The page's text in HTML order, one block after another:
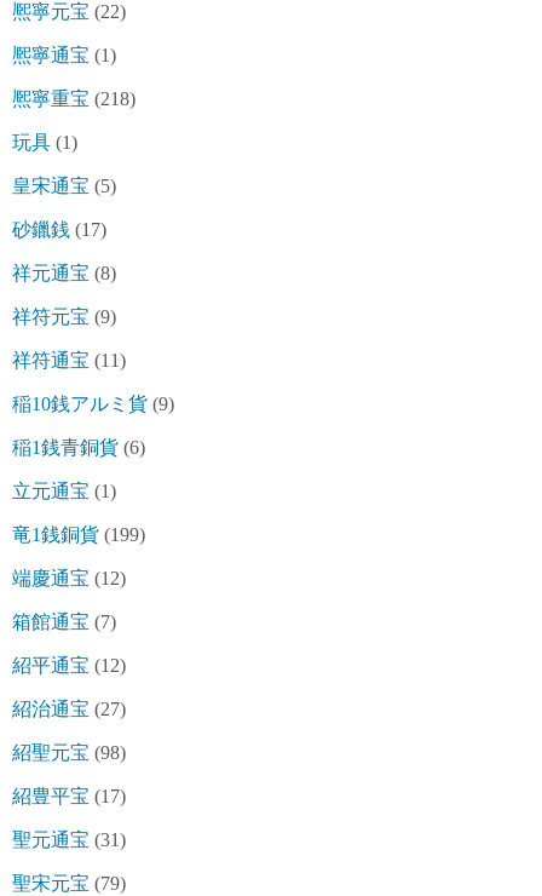
熈寧元宝 (22)
熈寧通宝 (1)
熈寧重宝 (218)
玩具 (1)
皇宋通宝 (5)
砂鑞銭 (17)
祥元通宝 (8)
祥符元宝 (9)
祥符通宝 (11)
稲10銭アルミ貨 (9)
稲1銭青銅貨 (6)
立元通宝 (1)
竜1銭銅貨 (199)
端慶通宝 (12)
箱館通宝 (7)
紹平通宝 (12)
紹治通宝 (27)
紹聖元宝 (98)
紹豊平宝 (17)
聖元通宝 (31)
聖宋元宝 (79)